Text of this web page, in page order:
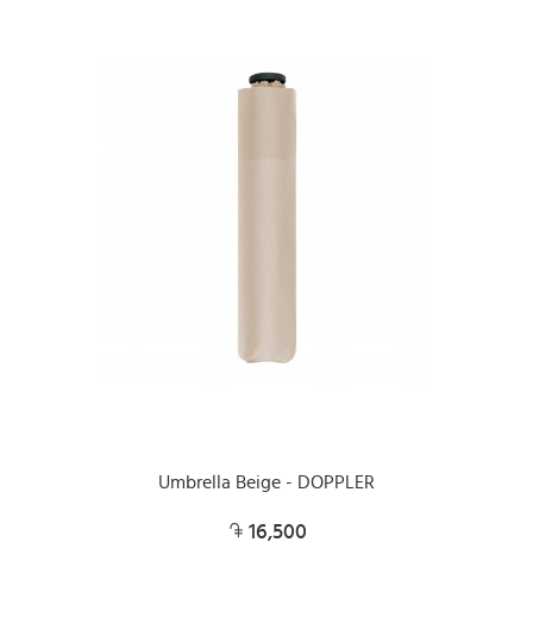
Umbrella Beige - DOPPLER
16,500